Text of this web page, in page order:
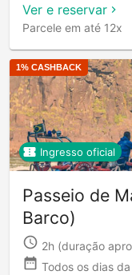
Ver e reservar
Parcele em até 12x
1% CASHBACK
Ingresso oficial
Passeio de
Barco)
2h (duração
Todos os dias